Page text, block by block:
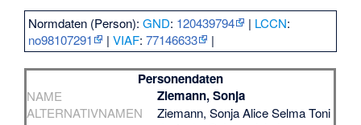
Normdaten (Person):GND: 120439794 | LCCN:
no98107291
|VIAF:77146633 |
Personendaten
NAME Ziemann, Sonja
ALTERNATIVNAMEN
Ziemann, Sonja Alice Selma Toni